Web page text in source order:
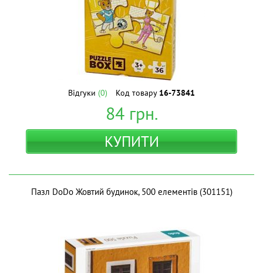
Відгуки (0) Код товару 16-73841
84грн.
КУПИТИ
Пазл DoDo Жовтий будинок, 500 елементів (301151)